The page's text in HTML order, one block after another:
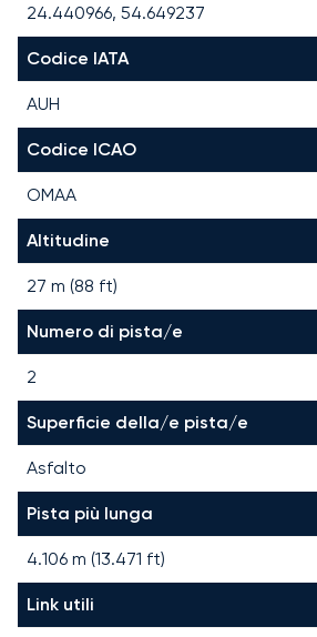
24.440966, 54.649237
Codice IATA
AUH
Codice ICAO
OMAA
Altitudine
27 m (88 ft)
Numero di pista/e
2
Superficie della/e pista/e
Asfalto
Pista più lunga
4.106 m (13.471 ft)
Link utili